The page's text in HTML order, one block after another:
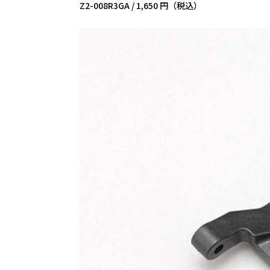
Z2-008R3GA / 1,650 円（税込）